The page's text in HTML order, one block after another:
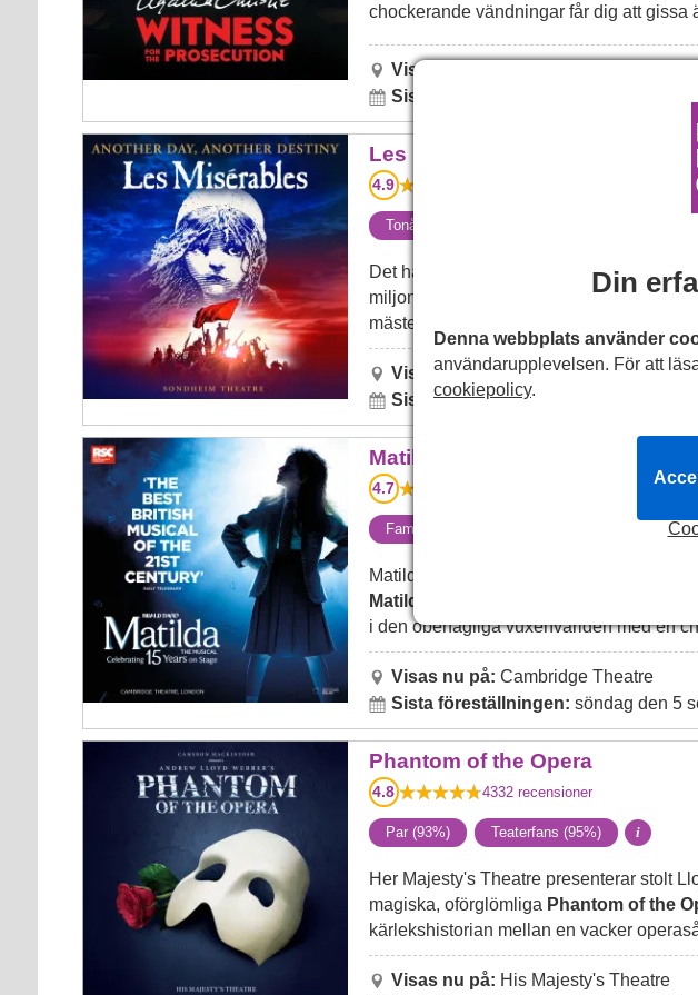
chockerande vändningar får dig att gissa
Visas nu på:
Sista föreställningen:
Les Miserables Les Miserables
4.9
Tonåringar (85%)
Det här är kraftfulla saker. Detta är
miljoner personer har sett den. I 40
mästerverk. Och den går på Londons
Visas nu på: Sondheim Theatre
Sista föreställningen:
Matilda The Musical Matilda The Musical
4.7
Familjer (97%)
Matildas föräldrar är hemska; själviska,
Matilda
är företagsam, en begåvad liten
i den obehagliga vuxenvärlden med en
Visas nu på: Cambridge Theatre
Sista föreställningen: söndag den 5
Phantom of the Opera Phantom of the Opera
4.8 4332recensioner
Par (93%) Teaterfans (95%) i
Her Majesty's Theatre presenterar stolt
magiska, oförglömliga Phantom of the
kärlekshistorian mellan en vacker
Visas nu på: His Majesty's Theatre
Din
Denna webbplats använder
användarupplevelsen. För att
cookiepolicy.